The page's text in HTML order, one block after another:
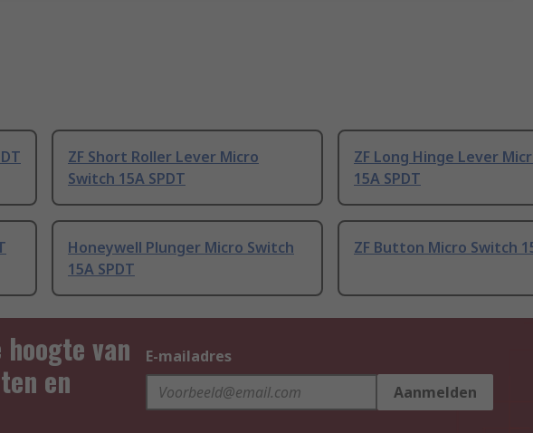
ZF Short Roller Lever Micro
Switch 15A SPDT
ZF Long Hinge Lever
15A SPDT
Honeywell Plunger Micro Switch
15A SPDT
ZF Button Micro Switch
van
en
E-mailadres
Aanmelden